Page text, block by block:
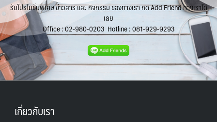
รับโปรโมชั่นพิเศษ ข่าวสาร และ กิจกรรม ของทางเรา กด Add Friend ทางเราได้
เลย
Office :02-980-0203 Hotline :081-929-9293
เกี่ยวกับเรา